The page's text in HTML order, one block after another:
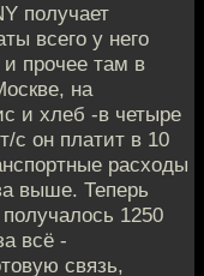
получает
всего у него
прочее там в
на
и хлеб -в четыре
c он платит в 10
расходы
выше. Теперь
1250
всё -
связь,